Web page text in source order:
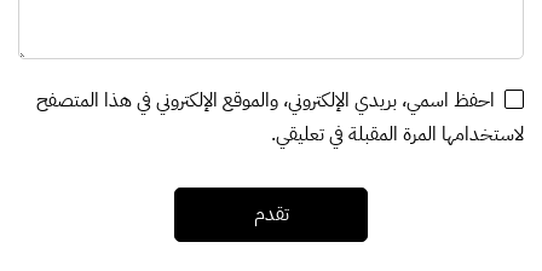
احفظ اسمي، بريدي الإلكتروني، والموقع الإلكتروني في هذا المتصفح
لاستخدامها المرة المقبلة في تعليقي.